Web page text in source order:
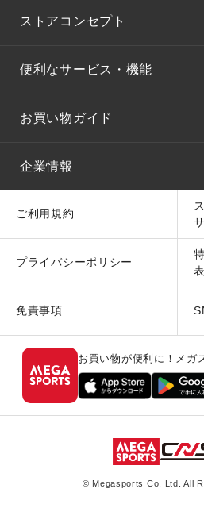
ストアコンセプト
便利なサービス・機能
お買い物ガイド
企業情報
ご利用規約
プライバシーポリシー
免責事項
お買い物が便利に！メガ
© Megasports Co. Ltd. All